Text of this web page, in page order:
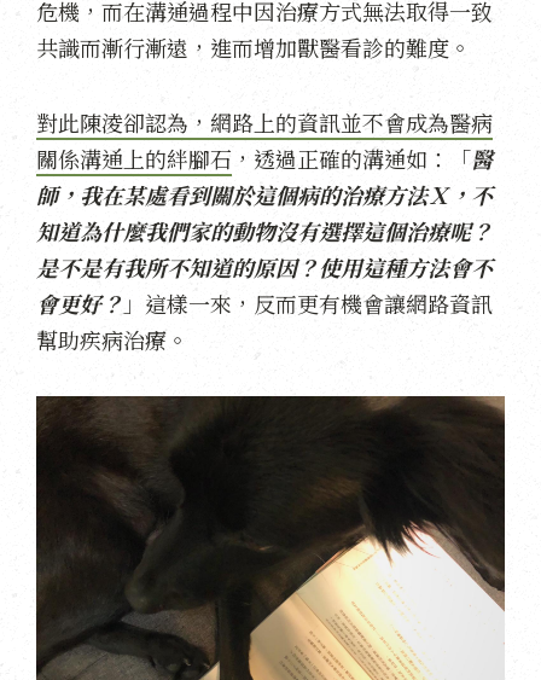
危機，而在溝通過程中因治療方式無法取得一致
共識而漸行漸遠，進而增加獸醫看診的難度。
對此陳淩卻認為，網路上的資訊並不會成為醫病
關係溝通上的絆腳石 ，透過正確的溝通如：「醫
師，我在某處看到關於這個病的治療方法Ｘ，不
知道為什麼我們家的動物沒有選擇這個治療呢？
是不是有我所不知道的原因？使用這種方法會不
會更好？ 」這樣一來，反而更有機會讓網路資訊
幫助疾病治療。